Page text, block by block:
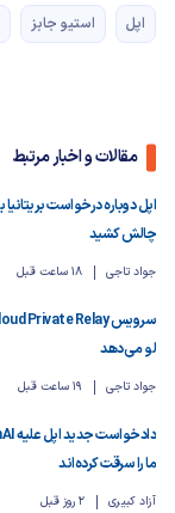
اپل استیو جابز
مقالات و اخبار مرتبط
چالش کشید
جواد تاجی 18 ساعت قبل
لو می‌دهد
جواد تاجی 19 ساعت قبل
ما را سرقت کرده‌اند
آزاد کبیری 2 روز قبل